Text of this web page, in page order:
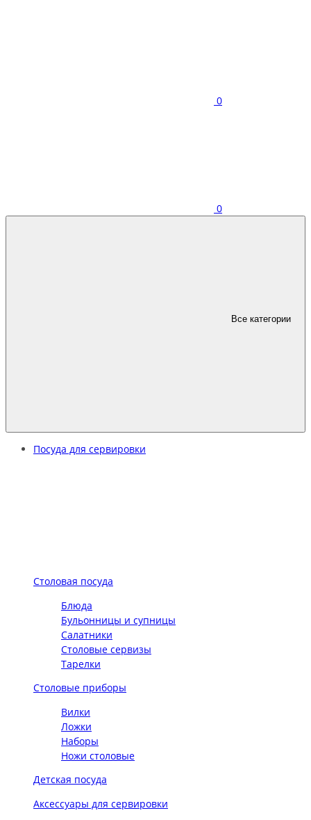
0
0
Все категории
Посуда для сервировки
Столовая посуда
Блюда
Бульонницы и супницы
Салатники
Столовые сервизы
Тарелки
Столовые приборы
Вилки
Ложки
Наборы
Ножи столовые
Детская посуда
Аксессуары для сервировки